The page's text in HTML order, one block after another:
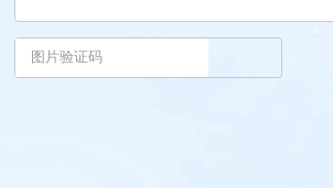
徐新明律师经典案例：刘某与西安某生物科
技有限公司技术合作开发合同纠纷案